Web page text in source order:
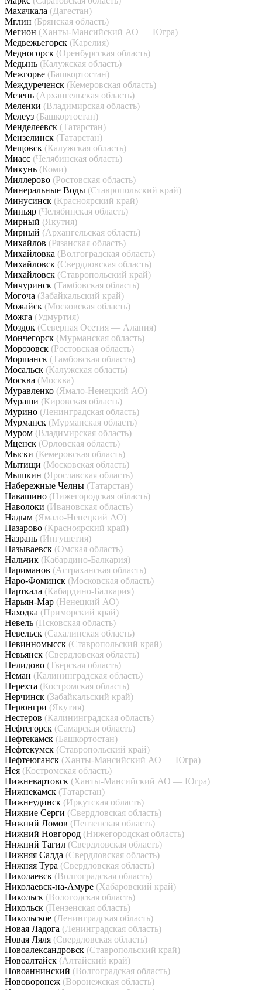
Махачкала (Дагестан)
Мглин (Брянская область)
Мегион (Ханты-Мансийский АО — Югра)
Медвежьегорск (Карелия)
Медногорск (Оренбургская область)
Медынь (Калужская область)
Межгорье (Башкортостан)
Междуреченск (Кемеровская область)
Мезень (Архангельская область)
Меленки (Владимирская область)
Мелеуз (Башкортостан)
Менделеевск (Татарстан)
Мензелинск (Татарстан)
Мещовск (Калужская область)
Миасс (Челябинская область)
Микунь (Коми)
Миллерово (Ростовская область)
Минеральные Воды (Ставропольский край)
Минусинск (Красноярский край)
Миньяр (Челябинская область)
Мирный (Якутия)
Мирный (Архангельская область)
Михайлов (Рязанская область)
Михайловка (Волгоградская область)
Михайловск (Свердловская область)
Михайловск (Ставропольский край)
Мичуринск (Тамбовская область)
Могоча (Забайкальский край)
Можайск (Московская область)
Можга (Удмуртия)
Моздок (Северная Осетия — Алания)
Мончегорск (Мурманская область)
Морозовск (Ростовская область)
Моршанск (Тамбовская область)
Мосальск (Калужская область)
Москва (Москва)
Муравленко (Ямало-Ненецкий АО)
Мураши (Кировская область)
Мурино (Ленинградская область)
Мурманск (Мурманская область)
Муром (Владимирская область)
Мценск (Орловская область)
Мыски (Кемеровская область)
Мытищи (Московская область)
Мышкин (Ярославская область)
Набережные Челны (Татарстан)
Навашино (Нижегородская область)
Наволоки (Ивановская область)
Надым (Ямало-Ненецкий АО)
Назарово (Красноярский край)
Назрань (Ингушетия)
Называевск (Омская область)
Нальчик (Кабардино-Балкария)
Нариманов (Астраханская область)
Наро-Фоминск (Московская область)
Нарткала (Кабардино-Балкария)
Нарьян-Мар (Ненецкий АО)
Находка (Приморский край)
Невель (Псковская область)
Невельск (Сахалинская область)
Невинномысск (Ставропольский край)
Невьянск (Свердловская область)
Нелидово (Тверская область)
Неман (Калининградская область)
Нерехта (Костромская область)
Нерчинск (Забайкальский край)
Нерюнгри (Якутия)
Нестеров (Калининградская область)
Нефтегорск (Самарская область)
Нефтекамск (Башкортостан)
Нефтекумск (Ставропольский край)
Нефтеюганск (Ханты-Мансийский АО — Югра)
Нея (Костромская область)
Нижневартовск (Ханты-Мансийский АО — Югра)
Нижнекамск (Татарстан)
Нижнеудинск (Иркутская область)
Нижние Серги (Свердловская область)
Нижний Ломов (Пензенская область)
Нижний Новгород (Нижегородская область)
Нижний Тагил (Свердловская область)
Нижняя Салда (Свердловская область)
Нижняя Тура (Свердловская область)
Николаевск (Волгоградская область)
Николаевск-на-Амуре (Хабаровский край)
Никольск (Вологодская область)
Никольск (Пензенская область)
Никольское (Ленинградская область)
Новая Ладога (Ленинградская область)
Новая Ляля (Свердловская область)
Новоалександровск (Ставропольский край)
Новоалтайск (Алтайский край)
Новоаннинский (Волгоградская область)
Нововоронеж (Воронежская область)